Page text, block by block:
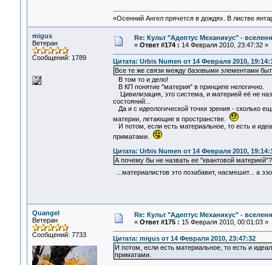
«Осенний Ангел прячется в дождях. В листве
migus
Ветеран
Сообщений: 1789
Re: Культ "Адептус Механикус" -
« Ответ #174 : 14 Февраля 2010, 23:47:32 »
Цитата: Urbis Numen от 14 Февраля 2010,
Все те же связи между базовыми элементами
В том то и дело!
В КП понятие "материя" в принципе нелогично.
Цивилизация, это система, и материей её не
состояний...
Да и с идеологической точки зрения - сколько
материи, летающие в пространстве.
И потом, если есть материальное, то есть и
приматами.
Цитата: Urbis Numen от 14 Февраля 2010,
А почему бы не назвать ее "квантовой материей"?
...материалистов это позабавит, насмешит... а
Quangel
Ветеран
Сообщений: 7733
Re: Культ "Адептус Механикус" -
« Ответ #175 : 15 Февраля 2010, 00:01:03 »
Цитата: migus от 14 Февраля 2010, 23:47:32
И потом, если есть материальное, то есть и
приматами.